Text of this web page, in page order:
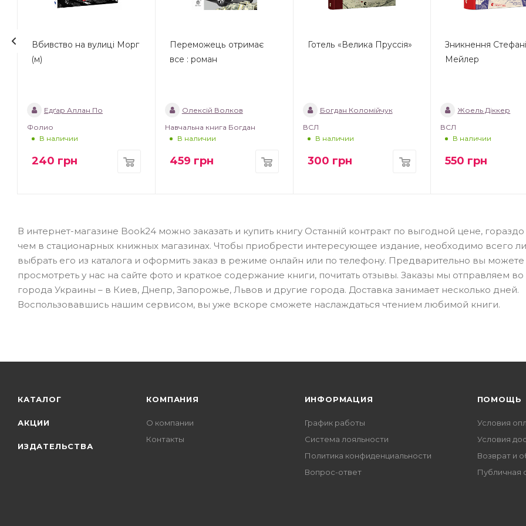
Вбивство на вулиці Морг
(м)
Едґар Аллан По
Фолио
В наличии
240 грн
Переможець отримає
все : роман
Олексій Волков
Навчальна книга Богдан
В наличии
459 грн
Готель «Велика Пруссія»
Богдан Коломійчук
ВСЛ
В наличии
300 грн
Зникнення Стефані
Мейлер
Жоель Діккер
ВСЛ
В наличии
550 грн
В интернет-магазине Book24 можно заказать и купить книгу Останній контракт по выгодной цене,
чем в стационарных книжных магазинах. Чтобы приобрести интересующее издание, необходимо всего
выбрать его из каталога и оформить заказ в режиме онлайн или по телефону. Предварительно вы можете
просмотреть у нас на сайте фото и краткое содержание книги, почитать отзывы. Заказы мы отправляем во
города Украины – в Киев, Днепр, Запорожье, Львов и другие города. Доставка занимает несколько дней.
Воспользовавшись нашим сервисом, вы уже вскоре сможете наслаждаться чтением любимой книги.
КАТАЛОГ
АКЦИИ
ИЗДАТЕЛЬСТВА
КОМПАНИЯ
О компании
Контакты
ИНФОРМАЦИЯ
График работы
Система лояльности
Политика конфиденциальности
Вопрос-ответ
ПОМОЩЬ
Условия
Условия
Возврат и
Публичная